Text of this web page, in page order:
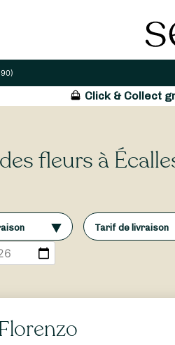
Click & Collect
fleurs à
Tarif de livraison
Florenzo